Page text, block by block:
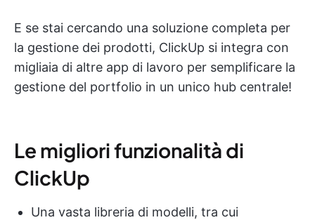
E se stai cercando una soluzione completa per
la gestione dei prodotti, ClickUp si integra con
migliaia di altre app di lavoro per semplificare la
gestione del portfolio in un unico hub centrale!
Le migliori funzionalità di
ClickUp
Una vasta libreria di modelli, tra cui